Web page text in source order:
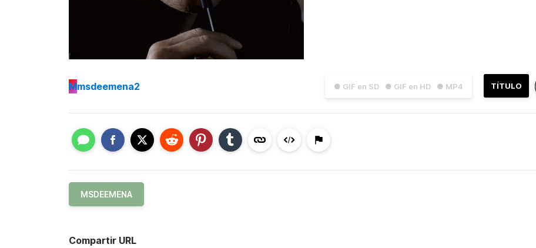
● GIF en SD ● GIF en HD ● MP4 TÍTULO
Mmsdeemena2
MSDEEMENA
Compartir URL